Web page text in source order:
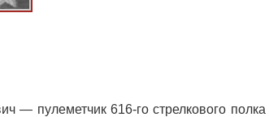
— пулеметчик 616-го стрелкового полка